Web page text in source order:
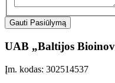
Gauti Pasiūlymą
UAB „Baltijos
Įm. kodas: 302514537